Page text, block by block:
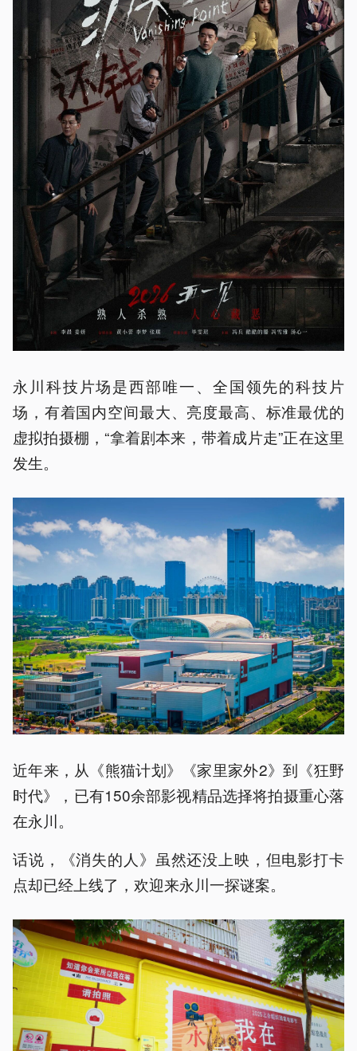
永川科技片场是西部唯一、全国领先的科技片
场，有着国内空间最大、亮度最高、标准最优的
虚拟拍摄棚，“拿着剧本来，带着成片走”正在这里
发生。
近年来，从《熊猫计划》《家里家外2》到《狂野
时代》，已有150余部影视精品选择将拍摄重心落
在永川。
话说，《消失的人》虽然还没上映，但电影打卡
点却已经上线了，欢迎来永川一探谜案。